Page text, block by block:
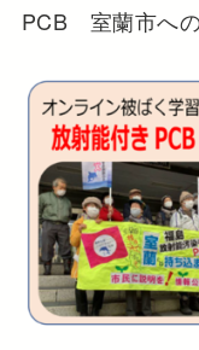
PCB 室蘭市へ